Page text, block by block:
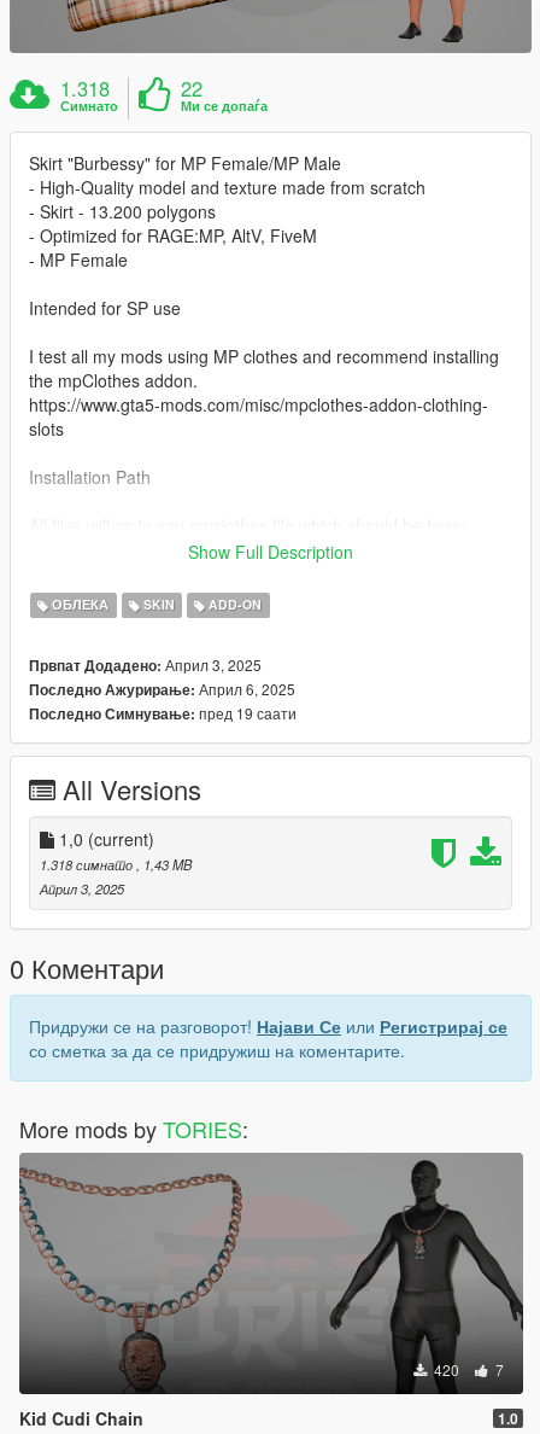
1.318
Симнато
22
Ми се допаѓа
Skirt "Burbessy" for MP Female/MP Male
- High-Quality model and texture made from scratch
- Skirt - 13.200 polygons
- Optimized for RAGE:MP, AltV, FiveM
- MP Female
Intended for SP use
I test all my mods using MP clothes and recommend installing
the mpClothes addon.
https://www.gta5-mods.com/misc/mpclothes-addon-clothing-
slots
Installation Path
mods/update/x64/dlcpacks/mpclothes/dlc.rpf/
1_mp_f_clothes_01
https://discord.gg/SWEEcV2czb
Show Full Description
ОБЛЕКА SKIN ADD-ON
Првпат Додадено: Април 3, 2025
Последно Ажурирање: Април 6, 2025
Последно Симнување: пред 19 саати
All Versions
1,0 (current)
1.318 симнато
, 1,43 MB
Април 3, 2025
0 Коментари
Придружи се на разговорот! Најави Се или Регистрирај се
со сметка за да се придружиш на коментарите.
More mods byTORIES:
420 7
Kid Cudi Chain 1.0